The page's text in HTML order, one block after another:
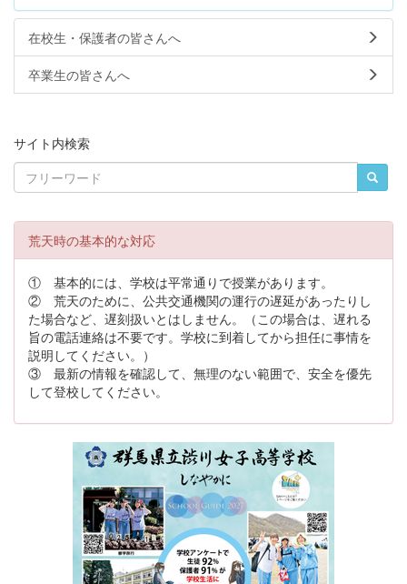
在校生・保護者の皆さんへ
卒業生の皆さんへ
サイト内検索
荒天時の基本的な対応
① 基本的には、学校は平常通りで授業があります。
② 荒天のために、公共交通機関の運行の遅延があったりし
た場合など、遅刻扱いとはしません。（この場合は、遅れる
旨の電話連絡は不要です。学校に到着してから担任に事情を
説明してください。）
③ 最新の情報を確認して、無理のない範囲で、安全を優先
して登校してください。